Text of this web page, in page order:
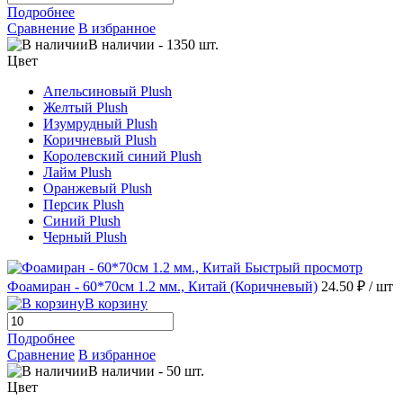
Подробнее
Сравнение В избранное
В наличии - 1350 шт.
Цвет
Апельсиновый Plush
Желтый Plush
Изумрудный Plush
Коричневый Plush
Королевский синий Plush
Лайм Plush
Оранжевый Plush
Персик Plush
Синий Plush
Черный Plush
Быстрый просмотр
Фоамиран - 60*70см 1.2 мм., Китай (Коричневый) 24.50 ₽ / шт
В корзину
Подробнее
Сравнение В избранное
В наличии - 50 шт.
Цвет